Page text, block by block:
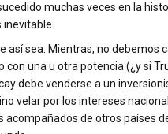
muchas veces en la
inevitable.
así sea. Mientras, no debemos
con una u otra potencia (¿y si
debe venderse a un
velar por los intereses
acompañados de otros países